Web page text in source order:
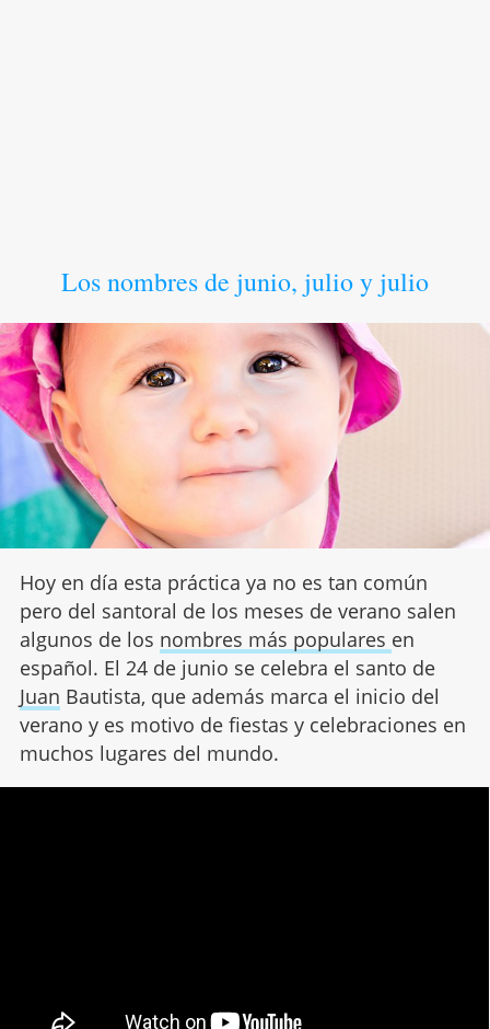
Los nombres de junio, julio y julio
Hoy en día esta práctica ya no es tan común
pero del santoral de los meses de verano salen
algunos de los nombres más populares en
español. El 24 de junio se celebra el santo de
Juan Bautista, que además marca el inicio del
verano y es motivo de fiestas y celebraciones en
muchos lugares del mundo.